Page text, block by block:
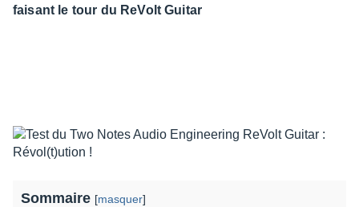
faisant le tour du ReVolt Guitar
Sommaire [masquer]